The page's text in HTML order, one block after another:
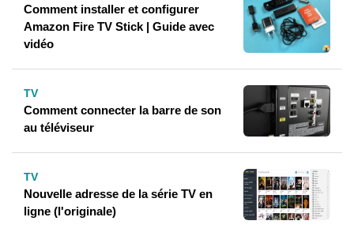
Comment installer et configurer
Amazon Fire TV Stick | Guide avec
vidéo
TV
Comment connecter la barre de son
au téléviseur
TV
Nouvelle adresse de la série TV en
ligne (l'originale)